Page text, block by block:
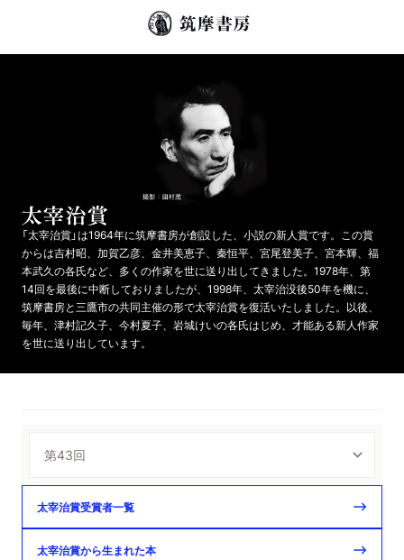
「太宰治賞」は1964年に筑摩書房が創設した、小説の新人賞です。この賞
からは吉村昭、加賀乙彦、金井美恵子、秦恒平、宮尾登美子、宮本輝、福
本武久の各氏など、多くの作家を世に送り出してきました。1978年、第
14回を最後に中断しておりましたが、1998年、太宰治没後50年を機に、
筑摩書房と三鷹市の共同主催の形で太宰治賞を復活いたしました。以後、
毎年、津村記久子、今村夏子、岩城けいの各氏はじめ、才能ある新人作家
を世に送り出しています。
太宰治賞受賞者一覧
太宰治賞から生まれた本